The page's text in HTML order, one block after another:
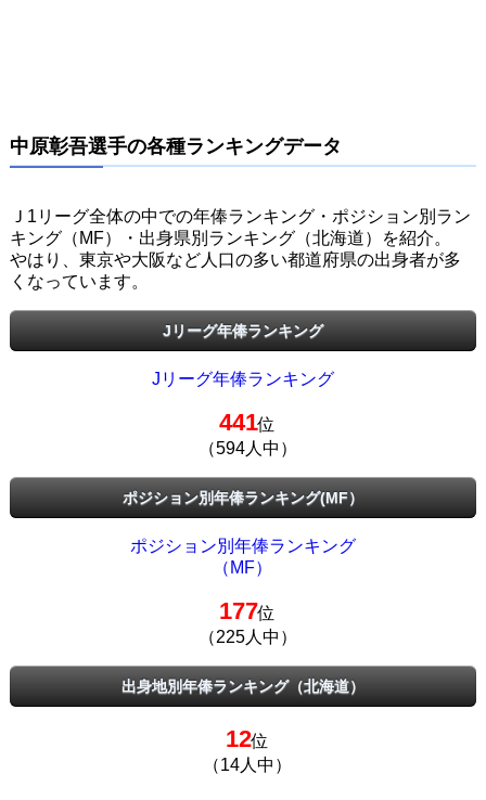
中原彰吾選手の各種ランキングデータ
Ｊ1リーグ全体の中での年俸ランキング・ポジション別ラン
キング（MF）・出身県別ランキング（北海道）を紹介。
やはり、東京や大阪など人口の多い都道府県の出身者が多
くなっています。
Jリーグ年俸ランキング
Jリーグ年俸ランキング
441位
（594人中）
ポジション別年俸ランキング(MF）
ポジション別年俸ランキング
（MF）
177位
（225人中）
出身地別年俸ランキング（北海道）
12位
（14人中）